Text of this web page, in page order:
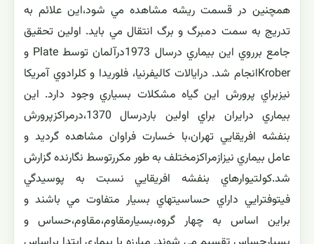
همچنين در قسمت ريشه مشاهده مي شود،اين علائم به
تدريج به سمت دمبرگ و برگ انتقال مي بايد. اولين تحقيق
جامع برروي اين بيماري درسال 1973درآلمان توسط Plate و
Kroberانجام شد. درايالات كاليفرنيا، فلوريدا و كلرادوي آمريكا
نيزبراي پرورش اين گياه مشكلات بسياري وجود دارد. اين
بيماري درايران براي اولين باردرسال 1370،درمراكزپرورش
بنفشه افريقايي تهران،با خسارت فراوان مشاهده گرديد و
عامل بيماري نيزازمراكزمختلف به طور مكررتوسط نگارنده گزارش
شد.كولتيوارهاي بنفشه افريقايي نسبت به پوسيدگي
فيتوفترايي داراي حساسيتهاي بسيار متفاوت مي باشند و
براين اساس به چهار گروه،بسيارمقاوم،مقاوم،حساس و